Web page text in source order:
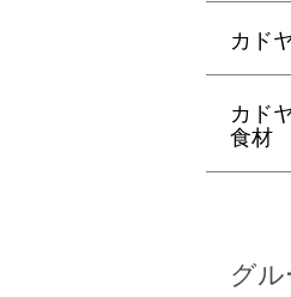
カド
カド
食材
グ